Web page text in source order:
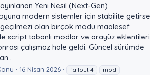
Yeni Nesil (Next-Gen)
modern sistemler için stabilite getirse
olan birçok modu maalesef
script tabanlı modlar ve arayüz eklentileri
çalışmaz hale geldi. Güncel sürümde
16 Nisan 2026 fallout 4
mod